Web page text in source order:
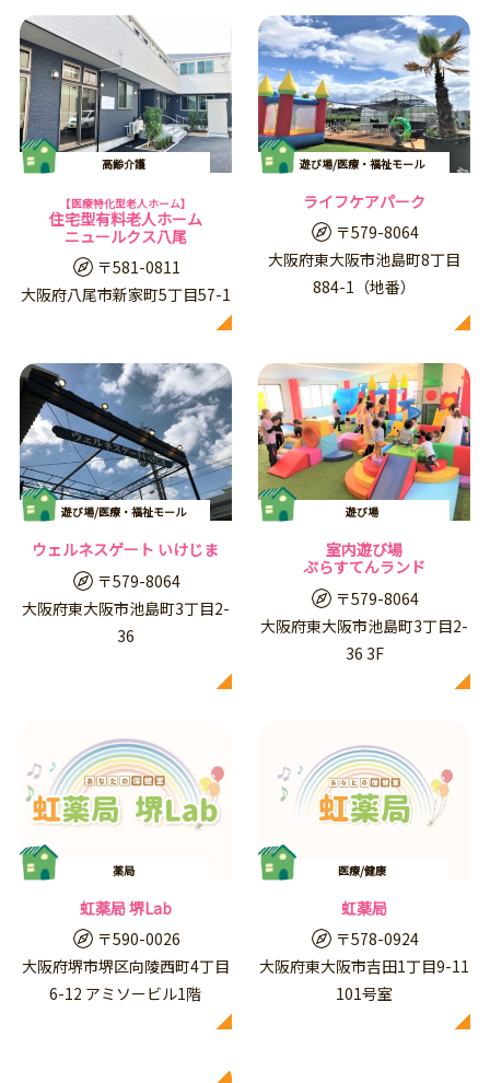
高齢介護
【医療特化型老人ホーム】
住宅型有料老人ホーム
ニュールクス八尾
〒581-0811
大阪府八尾市新家町5丁目57-1
遊び場/医療・福祉モール
ライフケアパーク
〒579-8064
大阪府東大阪市池島町8丁目
884-1（地番）
遊び場/医療・福祉モール
ウェルネスゲート いけじま
〒579-8064
大阪府東大阪市池島町3丁目2-
36
遊び場
室内遊び場
ぷらすてんランド
〒579-8064
大阪府東大阪市池島町3丁目2-
36 3F
薬局
虹薬局 堺Lab
〒590-0026
大阪府堺市堺区向陵西町4丁目
6-12 アミソービル1階
医療/健康
虹薬局
〒578-0924
大阪府東大阪市吉田1丁目9-11
101号室